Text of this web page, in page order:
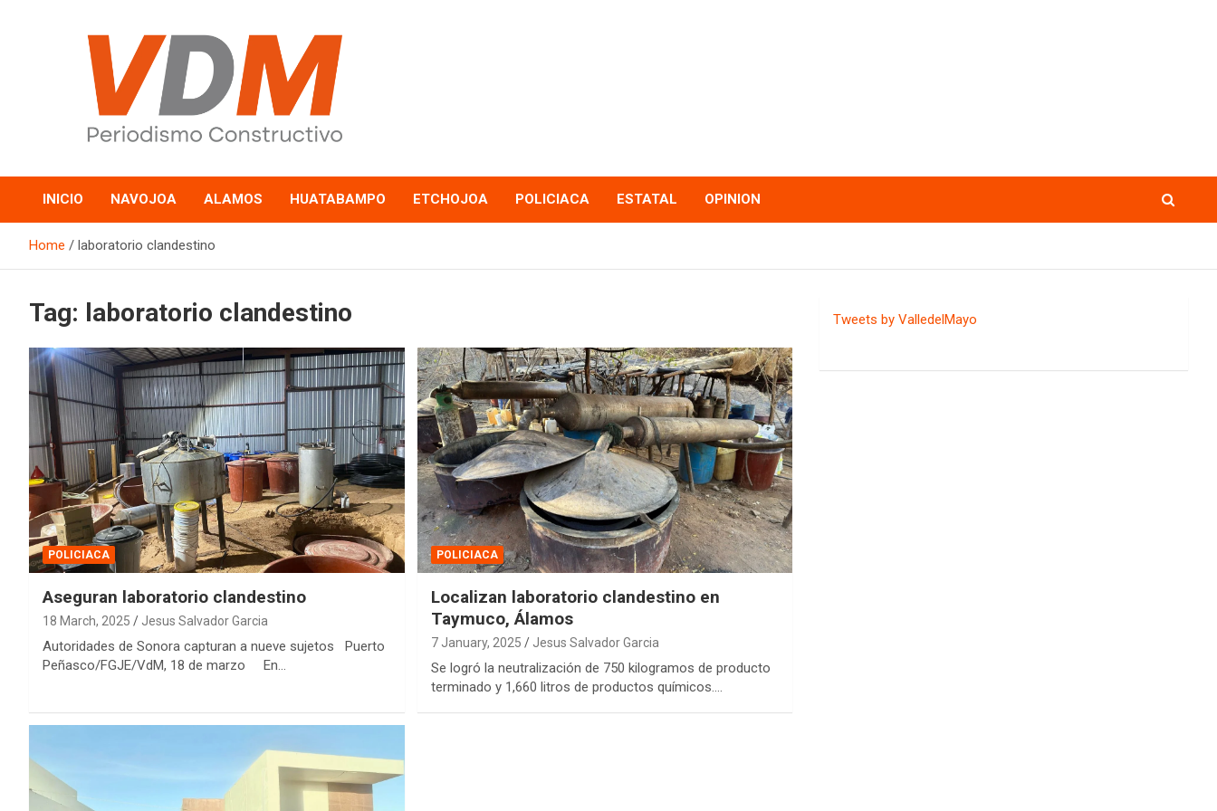
valledelmayo.com
INICIO NAVOJOA ALAMOS HUATABAMPO ETCHOJOA POLICIACA ESTATAL OPINION
Home laboratorio clandestino
Tag: laboratorio clandestino
POLICIACA
Aseguran laboratorio clandestino
18 March, 2025 Jesus Salvador Garcia
Autoridades de Sonora capturan a nueve sujetos Puerto
Peñasco/FGJE/VdM, 18 de marzo En…
POLICIACA
Localizan laboratorio clandestino en
Taymuco, Álamos
7 January, 2025 Jesus Salvador Garcia
Se logró la neutralización de 750 kilogramos de producto
terminado y 1,660 litros de productos químicos.…
Tweets by ValledelMayo